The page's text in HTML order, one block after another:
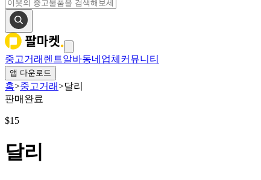
중고거래 렌트알바동네업체 커뮤니티
앱 다운로드
홈>중고거래>달리
판매완료
$15
달리